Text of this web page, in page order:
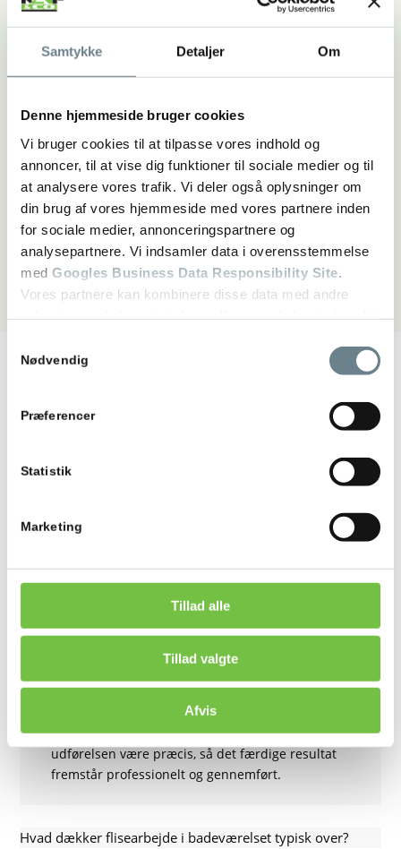
Samtykke Detaljer Om
Denne hjemmeside bruger cookies
Vi bruger cookies til at tilpasse vores indhold og
annoncer, til at vise dig funktioner til sociale medier og til
at analysere vores trafik. Vi deler også oplysninger om
din brug af vores hjemmeside med vores partnere inden
for sociale medier, annonceringspartnere og
analysepartnere. Vi indsamler data i overensstemmelse
med Googles Business Data Responsibility Site
Vores partnere kan kombinere disse data med andre
Nødvendig
Præferencer
Statistik
Marketing
Tillad alle
Tillad valgte
Afvis
Hvornår giver det mening at få lavet nyt flisearbejde?
slidte, ujævne eller ikke passer til rummets
være relevant som del af en større renovering,
Hvad skal man tænke over ved flisearbejde i vådrum?
Det er vigtigt, at løsningens udtryk passer til
rummets størrelse og daglige brug. Samtidig skal
udførelsen være præcis, så det færdige resultat
fremstår professionelt og gennemført.
Hvad dækker flisearbejde i badeværelset typisk over?